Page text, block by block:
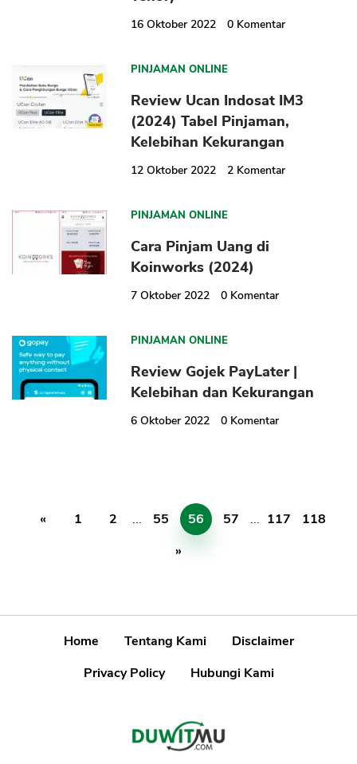
16 Oktober 2022 0 Komentar
PINJAMAN ONLINE
Review Ucan Indosat IM3
(2024) Tabel Pinjaman,
Kelebihan Kekurangan
12 Oktober 2022 2 Komentar
PINJAMAN ONLINE
Cara Pinjam Uang di
Koinworks (2024)
7 Oktober 2022 0 Komentar
PINJAMAN ONLINE
Review Gojek PayLater |
Kelebihan dan Kekurangan
6 Oktober 2022 0 Komentar
« 1 2 ... 55 56 57 ... 117
118
»
Home Tentang Kami
Disclaimer
Privacy Policy
Hubungi Kami